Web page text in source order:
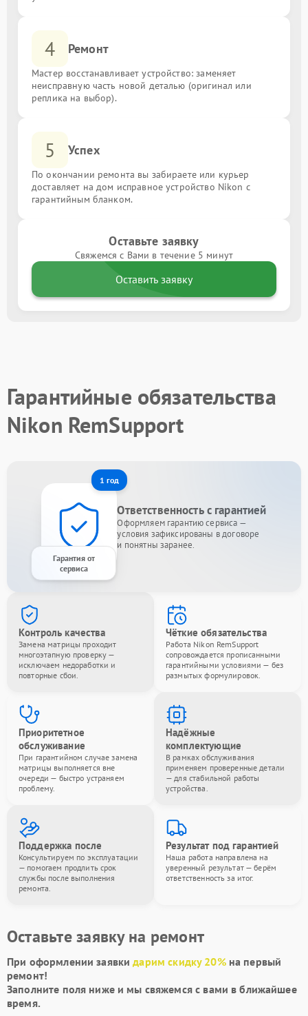
4 Ремонт
Мастер восстанавливает устройство: заменяет
неисправную часть новой деталью (оригинал или
реплика на выбор).
5 Успех
По окончании ремонта вы забираете или курьер
доставляет на дом исправное устройство Nikon с
гарантийным бланком.
Оставьте заявку
Свяжемся с Вами в течение 5 минут
Оставить заявку
Гарантийные обязательства
Nikon RemSupport
1 год
Гарантия от
сервиса
Ответственность с гарантией
Оформляем гарантию сервиса —
условия зафиксированы в договоре
и понятны заранее.
Контроль качества
Замена матрицы проходит
многоэтапную проверку —
исключаем недоработки и
повторные сбои.
Чёткие обязательства
Работа Nikon RemSupport
сопровождается прописанными
гарантийными условиями — без
размытых формулировок.
Приоритетное
обслуживание
При гарантийном случае замена
матрицы выполняется вне
очереди — быстро устраняем
проблему.
Надёжные
комплектующие
В рамках обслуживания
применяем проверенные детали
— для стабильной работы
устройства.
Поддержка после
Консультируем по эксплуатации
— помогаем продлить срок
службы после выполнения
ремонта.
Результат под гарантией
Наша работа направлена на
уверенный результат — берём
ответственность за итог.
Оставьте заявку на ремонт
При оформлении заявкидарим скидку 20%на первый
ремонт!
Заполните поля ниже и мы свяжемся с вами в ближайшее
время.